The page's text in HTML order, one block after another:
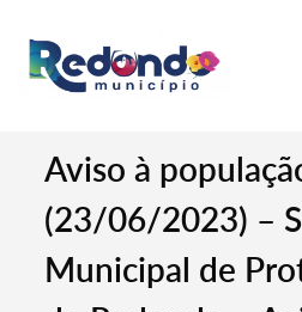
Aviso à
(23/06/2023) –
Municipal de